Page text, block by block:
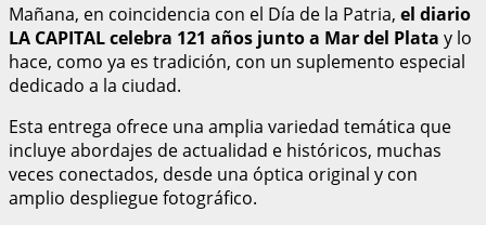
Mañana, en coincidencia con el Día de la Patria, el diario
LA CAPITAL celebra 121 años junto a Mar del Plata y lo
hace, como ya es tradición, con un suplemento especial
dedicado a la ciudad.
Esta entrega ofrece una amplia variedad temática que
incluye abordajes de actualidad e históricos, muchas
veces conectados, desde una óptica original y con
amplio despliegue fotográfico.